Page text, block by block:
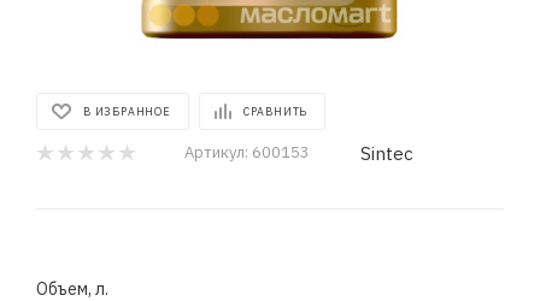
В ИЗБРАННОЕ СРАВНИТЬ
Артикул: 600153 Sintec
Объем, л.